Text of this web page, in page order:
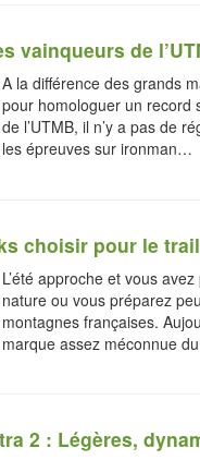
vainqueurs de
A la différence des grands
pour homologuer un record
de l’UTMB, il n’y a pas de
les épreuves sur ironman…
choisir pour le
L’été approche et vous
nature ou vous préparez
montagnes françaises.
marque assez méconnue
2 : Légères,